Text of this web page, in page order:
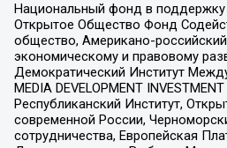
Национальный фонд в поддержку
Открытое Общество Фонд
общество, Американо-
экономическому и правовому
Демократический Институт
MEDIA DEVELOPMENT
Республиканский Институт,
современной России,
сотрудничества, Европейская